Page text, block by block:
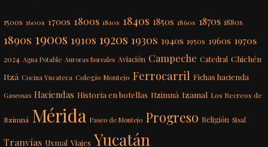
1500s 1600s 1700s 1800s 1810s 1840s 1850s 1860s 1870s 1880s
1890s 1900s 1910s 1920s 1930s 1940s 1950s 1960s 1970s
2024 Agua Potable Auroras Boreales Aviación Campeche Catedral Chichén
Itzá Cocina Yucateca Colegio Montejo Ferrocarril Fichas hacienda
Gaseosas Haciendas Historia en botellas Itzimná Izamal Los Recreos de
Itzimná Mérida Paseo de Montejo Progreso Religión Sisal
Tranvías Uxmal Viajes Yucatán